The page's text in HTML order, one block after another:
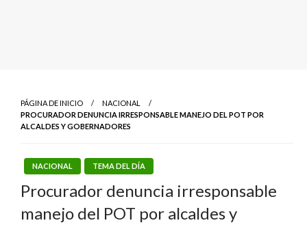
PÁGINA DE INICIO
NACIONAL
PROCURADOR DENUNCIA IRRESPONSABLE MANEJO DEL POT POR
ALCALDES Y GOBERNADORES
NACIONAL TEMA DEL DÍA
Procurador denuncia irresponsable
manejo del POT por alcaldes y